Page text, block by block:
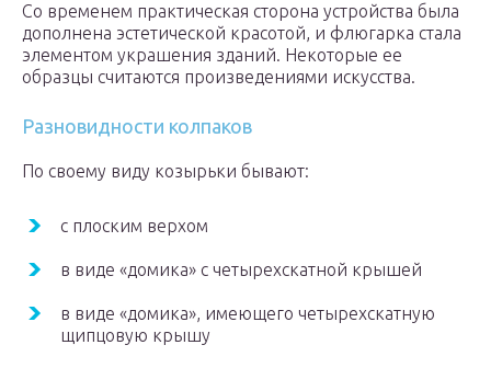
Со временем практическая сторона устройства была
дополнена эстетической красотой, и флюгарка стала
элементом украшения зданий. Некоторые ее
образцы считаются произведениями искусства.
Разновидности колпаков
По своему виду козырьки бывают:
с плоским верхом
в виде «домика» с четырехскатной крышей
в виде «домика», имеющего четырехскатную
щипцовую крышу